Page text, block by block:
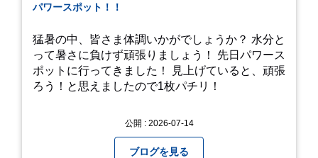
パワースポット！！
猛暑の中、皆さま体調いかがでしょうか？ 水分と
って暑さに負けず頑張りましょう！ 先日パワース
ポットに行ってきました！ 見上げていると、頑張
ろう！と思えましたので1枚パチリ！
公開 : 2026-07-14
ブログを見る